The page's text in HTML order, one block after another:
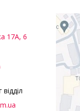
17А, 6